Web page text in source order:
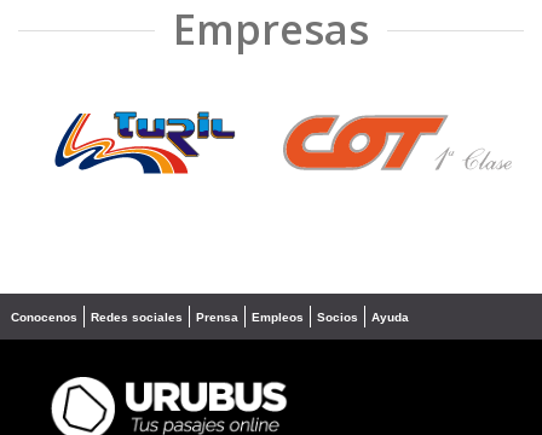
Empresas
❮ ❯
Conocenos Redes sociales Prensa Empleos Socios Ayuda